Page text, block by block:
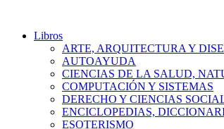
Libros
ARTE, ARQUITECTURA Y
AUTOAYUDA
CIENCIAS DE LA SALUD,
COMPUTACIÓN Y SISTEMAS
DERECHO Y CIENCIAS
ENCICLOPEDIAS,
ESOTERISMO